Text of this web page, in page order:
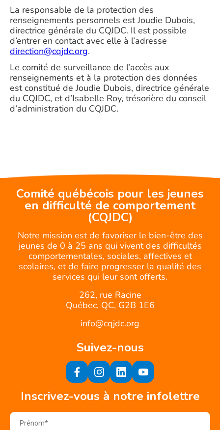
La responsable de la protection des
renseignements personnels est Joudie Dubois,
directrice générale du CQJDC. Il est possible
d’entrer en contact avec elle à l’adresse
direction@cqjdc.org.
Le comité de surveillance de l’accès aux
renseignements et à la protection des données
est constitué de Joudie Dubois, directrice générale
du CQJDC, et d’Isabelle Roy, trésorière du conseil
d’administration du CQJDC.
Comité québécois pour les jeunes
en difficulté de comportement
(CQJDC)
Notre mission est de favoriser le bien-être des
jeunes de 0 à 25 ans qui vivent des difficultés
comportementales, sociales, affectives et
scolaires, et de faire progresser la qualité des
services qui leur sont offerts.
262, rue Racine
Québec, QC, G2B 1E6
info@cqjdc.org
Suivez-nous
Inscrivez-vous à notre infolettre